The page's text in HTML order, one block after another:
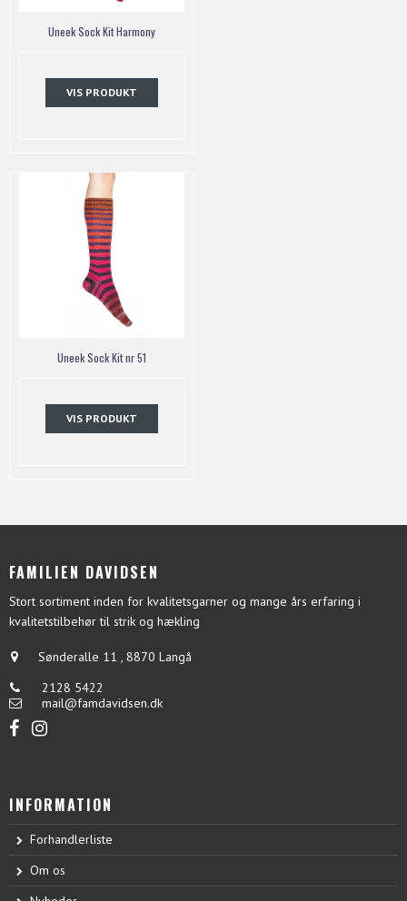
Uneek Sock Kit Harmony
VIS PRODUKT
Uneek Sock Kit nr 51
VIS PRODUKT
FAMILIEN DAVIDSEN
Stort sortiment inden for kvalitetsgarner og mange års erfaring i
kvalitetstilbehør til strik og hækling
Sønderalle 11 , 8870 Langå
2128 5422
mail@famdavidsen.dk
INFORMATION
Forhandlerliste
Om os